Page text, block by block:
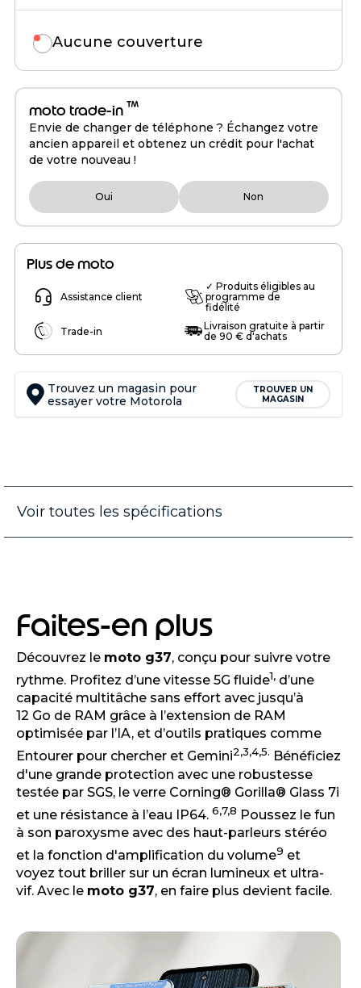
Aucune couverture
moto trade-in ™
Envie de changer de téléphone ? Échangez votre
ancien appareil et obtenez un crédit pour l'achat
de votre nouveau !
Oui Non
Plus de moto
Assistance client
✓ Produits éligibles au
programme de
fidélité
Trade-in
Livraison gratuite à partir
de 90 € d'achats
Trouvez un magasin pour
essayer votre Motorola
TROUVER UN
MAGASIN
Voir toutes les spécifications
Faites-en plus
Découvrez le moto g37, conçu pour suivre votre
rythme. Profitez d’une vitesse 5G fluide1, d’une
capacité multitâche sans effort avec jusqu’à
12 Go de RAM grâce à l’extension de RAM
optimisée par l’IA, et d’outils pratiques comme
Entourer pour chercher et Gemini2,3,4,5. Bénéficiez
d'une grande protection avec une robustesse
testée par SGS, le verre Corning® Gorilla® Glass 7i
et une résistance à l’eau IP64. 6,7,8 Poussez le fun
à son paroxysme avec des haut-parleurs stéréo
et la fonction d'amplification du volume9 et
voyez tout briller sur un écran lumineux et ultra-
vif. Avec le moto g37, en faire plus devient facile.